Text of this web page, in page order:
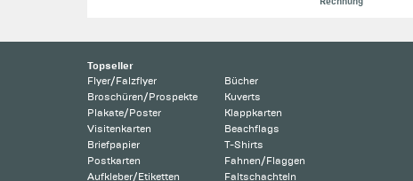
Topseller
Flyer/Falzflyer
Broschüren/Prospekte
Plakate/Poster
Visitenkarten
Briefpapier
Postkarten
Aufkleber/Etiketten
Bücher
Kuverts
Klappkarten
Beachflags
T-Shirts
Fahnen/Flaggen
Faltschachteln